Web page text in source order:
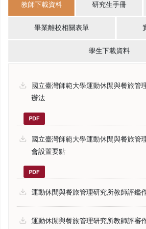
教師下載資料 研究生手冊
畢業離校相關表單
學生下載資料
國立臺灣師範大學運動休閒與餐旅管
辦法
PDF
國立臺灣師範大學運動休閒與餐旅管
會設置要點
PDF
運動休閒與餐旅管理研究所教師評鑑
運動休閒與餐旅管理研究所教師評審